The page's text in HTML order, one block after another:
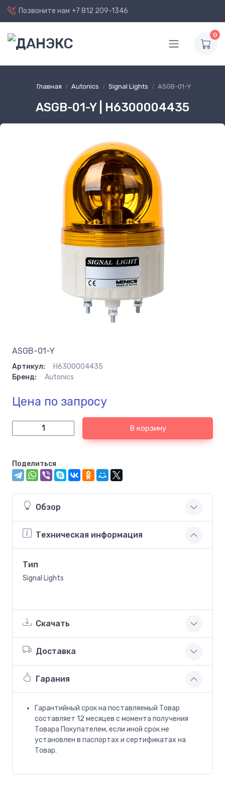
Позвоните нам +7 812 209-1346
0
Главная Autonics Signal Lights ASGB-01-Y
ASGB-01-Y | H6300004435
ASGB-01-Y
Артикул:
H6300004435
Бренд:
Autonics
Цена по запросу
В корзину
Поделиться
Обзор
Техническая информация
Тип
Signal Lights
Скачать
Доставка
Гарания
Гарантийный срок на поставляемый Товар
составляет 12 месяцев с момента получения
Товара Покупателем, если иной срок не
установлен в паспортах и сертификатах на
Товар.